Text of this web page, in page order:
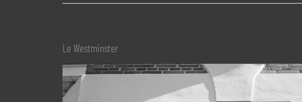
Le Westminster